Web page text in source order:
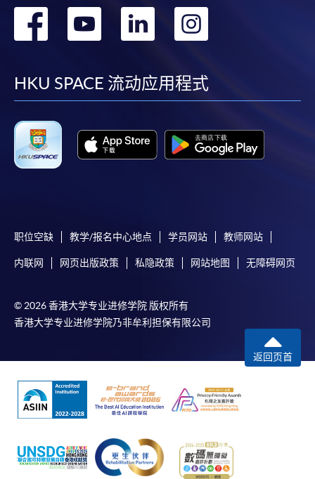
用於一般學歷頒授課程。
(「通知」)，請填妥有關「通知」，並親往報名中
心或以郵遞方式，遞交「通知」及繳交所需費用。
有關繳費詳情，請參閱
何疑問，請詳閱個別課程資料，或聯絡有關課程負責
人或報名中心。
JavaScript程式瀏覽器的電腦上進行。建議選用
Google Chrome瀏覽器。
必須重新開始整個申請程序。
網上報名只支援「提早報讀優惠」。如需享用其他
在網上報名過程中，由於提交課程申請和付款在系
統處理上為兩個不同的程序，成功付款並不保證成
功被獲取錄。任何不成功的申請，課程組職員將儘
快與 閣下聯絡。
申請人應注意，不論親身或網上報讀，相同的課
程/科目只可提交一次申請。
转
facebook
转
youtube
转
linkedin
转
HKU SPACE 流动应用程式
职位空缺 教学/报名中心地点 学员网站 教师网站
内联网 网页出版政策 私隐政策 网站地图 无障碍网页
© 2026 香港大学专业进修学院 版权所有
香港大学专业进修学院乃非牟利担保有限公司
返回页首